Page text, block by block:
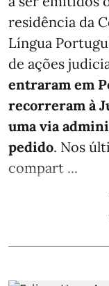
residência da
Língua
de ações
entraram em
recorreram à
uma via
pedido. Nos
compart ...